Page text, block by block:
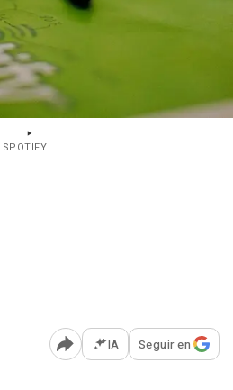
SPOTIFY
Abrir opciones para
IA Seguir en